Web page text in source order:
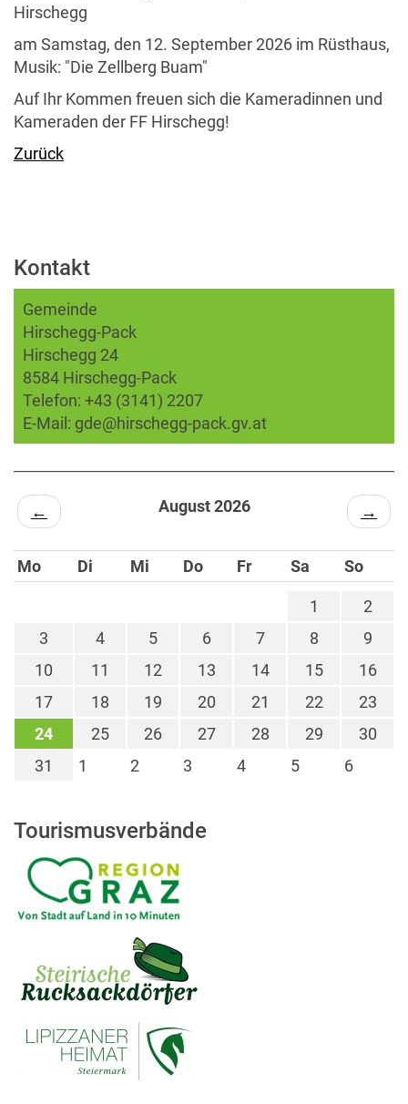
Hirschegg
am Samstag, den 12. September 2026 im Rüsthaus,
Musik: "Die Zellberg Buam"
Auf Ihr Kommen freuen sich die Kameradinnen und
Kameraden der FF Hirschegg!
Zurück
Kontakt
Gemeinde
Hirschegg-Pack
Hirschegg 24
8584 Hirschegg-Pack
Telefon: +43 (3141) 2207
E-Mail: gde@hirschegg-pack.gv.at
← August 2026 →
Mo Di Mi Do Fr Sa So
1
2
3
4 5 6 7 8
9
10
11 12 13 14 15
16
17
18 19 20 21 22
23
24
25 26 27 28 29
30
31
1 2 3 4 5 6
Tourismusverbände